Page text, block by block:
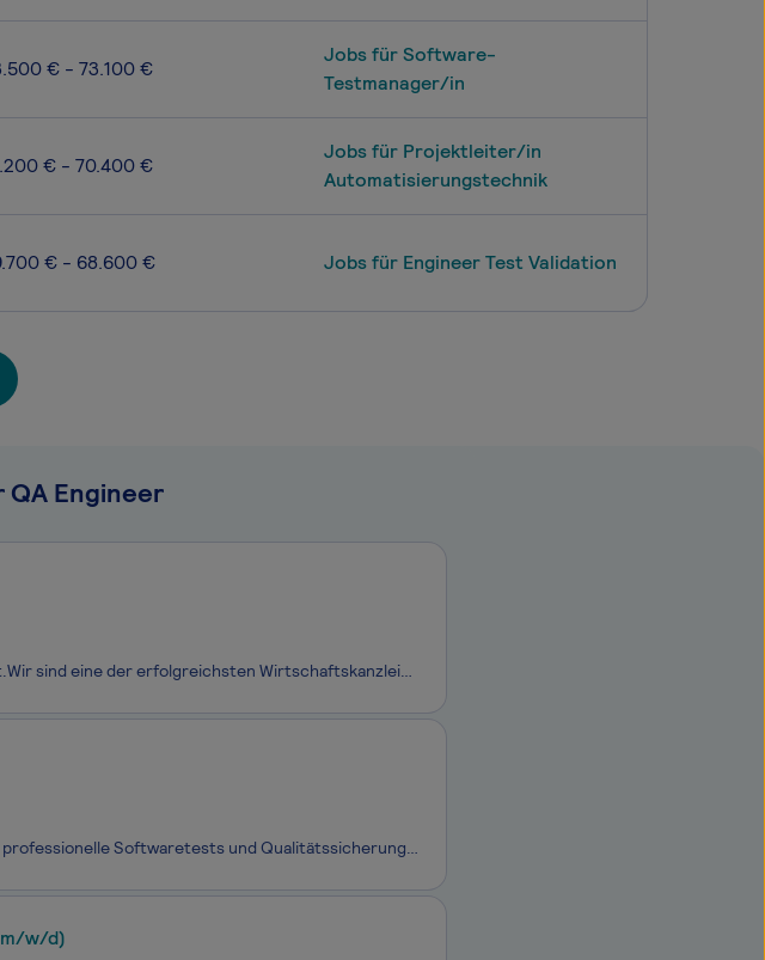
€ - 73.100 €
Jobs für Software-
Testmanager/in
€ - 70.400 €
Jobs für Projektleiter/in
Automatisierungstechnik
€ - 68.600 € Jobs für Engineer Test Validation
Engineer
Schön, dass Du auf uns aufmerksam geworden bist.Wir sind eine der erfolgreichsten Wirtschaftskanzleien Europas. Noerr steht für Exzellenz und unternehmerisches Denken. In interdisziplinären Teams finden wir Lösungen für komplexe und anspruchsvolle Fragestellungen.Unser internes ERP‑System bildet die
Test Automation Engineer (m⁠/⁠w⁠/⁠d)imbus steht für professionelle Softwaretests und Qualitätssicherung, die nah an der Praxis ist. Unsere rund 400 Spezialist:innen begleiten Projekte in unterschiedlichen Branchen und sorgen dafür, dass Technologie zuverlässig funktioniert. Wir kombinieren langjähri
w/d)